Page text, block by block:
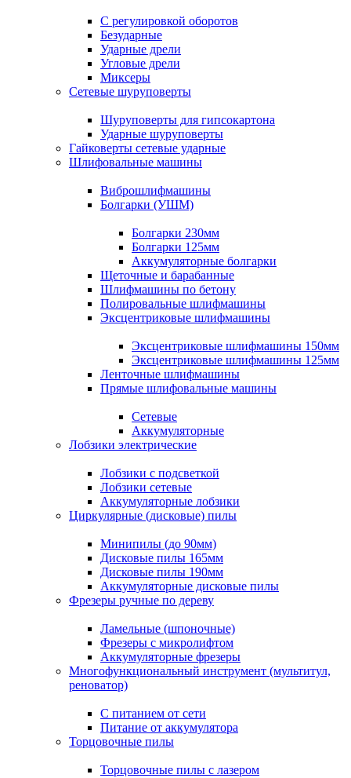
С регулировкой оборотов
Безударные
Ударные дрели
Угловые дрели
Миксеры
Сетевые шуруповерты
Шуруповерты для гипсокартона
Ударные шуруповерты
Гайковерты сетевые ударные
Шлифовальные машины
Виброшлифмашины
Болгарки (УШМ)
Болгарки 230мм
Болгарки 125мм
Аккумуляторные болгарки
Щеточные и барабанные
Шлифмашины по бетону
Полировальные шлифмашины
Эксцентриковые шлифмашины
Эксцентриковые шлифмашины 150мм
Эксцентриковые шлифмашины 125мм
Ленточные шлифмашины
Прямые шлифовальные машины
Сетевые
Аккумуляторные
Лобзики электрические
Лобзики с подсветкой
Лобзики сетевые
Аккумуляторные лобзики
Циркулярные (дисковые) пилы
Минипилы (до 90мм)
Дисковые пилы 165мм
Дисковые пилы 190мм
Аккумуляторные дисковые пилы
Фрезеры ручные по дереву
Ламельные (шпоночные)
Фрезеры с микролифтом
Аккумуляторные фрезеры
Многофункциональный инструмент (мультитул,
реноватор)
С питанием от сети
Питание от аккумулятора
Торцовочные пилы
Торцовочные пилы с лазером